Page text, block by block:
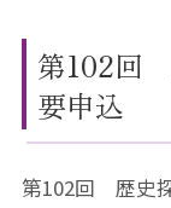
第102
要申込
第102回 歴